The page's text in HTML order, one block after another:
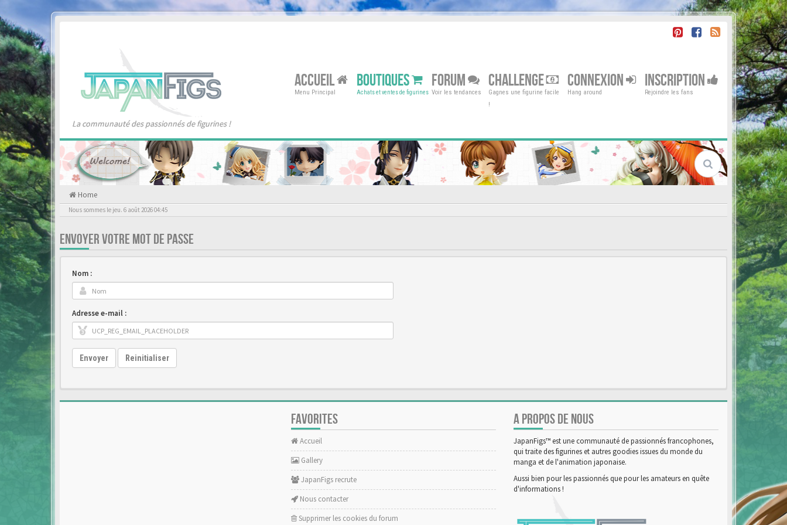
La communauté des passionnés de figurines !
ACCUEIL
Menu Principal
BOUTIQUES
Achats et ventes de figurines
FORUM
Voir les tendances
CHALLENGE
Gagnes une figurine facile
!
CONNEXION
Hang around
INSCRIPTION
Rejoindre les fans
Home
Nous sommes le jeu. 6 août 2026 04:45
ENVOYER VOTRE MOT DE PASSE
Nom :
Adresse e-mail :
Envoyer Reinitialiser
FAVORITES
Accueil
Gallery
JapanFigs recrute
Nous contacter
Supprimer les cookies du forum
A PROPOS DE NOUS
JapanFigs™ est une communauté de passionnés francophones,
qui traite des figurines et autres goodies issues du monde du
manga et de l'animation japonaise.
Aussi bien pour les passionnés que pour les amateurs en quête
d'informations !